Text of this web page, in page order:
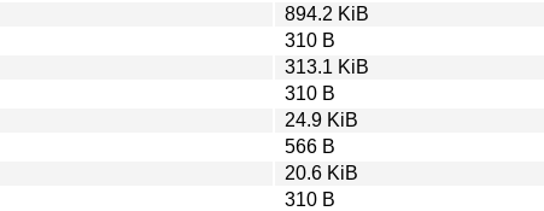
894.2 KiB
310 B
313.1 KiB
310 B
24.9 KiB
566 B
20.6 KiB
310 B